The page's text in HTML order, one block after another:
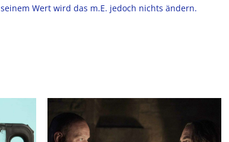
seinem Wert wird das m.E. jedoch nichts ändern.